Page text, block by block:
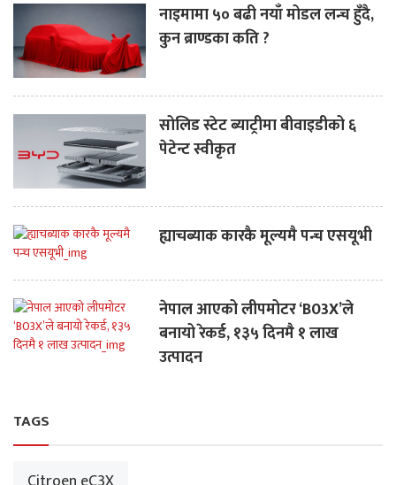
नाइमामा ५० बढी नयाँ मोडल लन्च हुँदै,
कुन ब्राण्डका कति ?
सोलिड स्टेट ब्याट्रीमा बीवाइडीको ६
पेटेन्ट स्वीकृत
ह्याचब्याक कारकै मूल्यमै पन्च एसयूभी
नेपाल आएको लीपमोटर ‘B03X’ले
बनायो रेकर्ड, १३५ दिनमै १ लाख
उत्पादन
TAGS